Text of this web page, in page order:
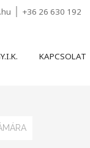
+36 26 630 192
KAPCSOLAT